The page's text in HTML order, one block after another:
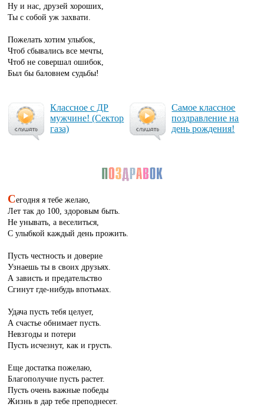
Ну и нас, друзей хороших,
Ты с собой уж захвати.
Пожелать хотим улыбок,
Чтоб сбывались все мечты,
Чтоб не совершал ошибок,
Был бы баловнем судьбы!
Клас­сное с ДР
муж­чи­не! (Сек­тор
га­за)
Са­мое клас­сное
поз­драв­ле­ние на
день рож­де­ния!
Сегодня я тебе желаю,
Лет так до 100, здоровым быть.
Не унывать, а веселиться,
С улыбкой каждый день прожить.
Пусть честность и доверие
Узнаешь ты в своих друзьях.
А зависть и предательство
Сгинут где-нибудь впотьмах.
Удача пусть тебя целует,
А счастье обнимает пусть.
Невзгоды и потери
Пусть исчезнут, как и грусть.
Еще достатка пожелаю,
Благополучие пусть растет.
Пусть очень важные победы
Жизнь в дар тебе преподнесет.